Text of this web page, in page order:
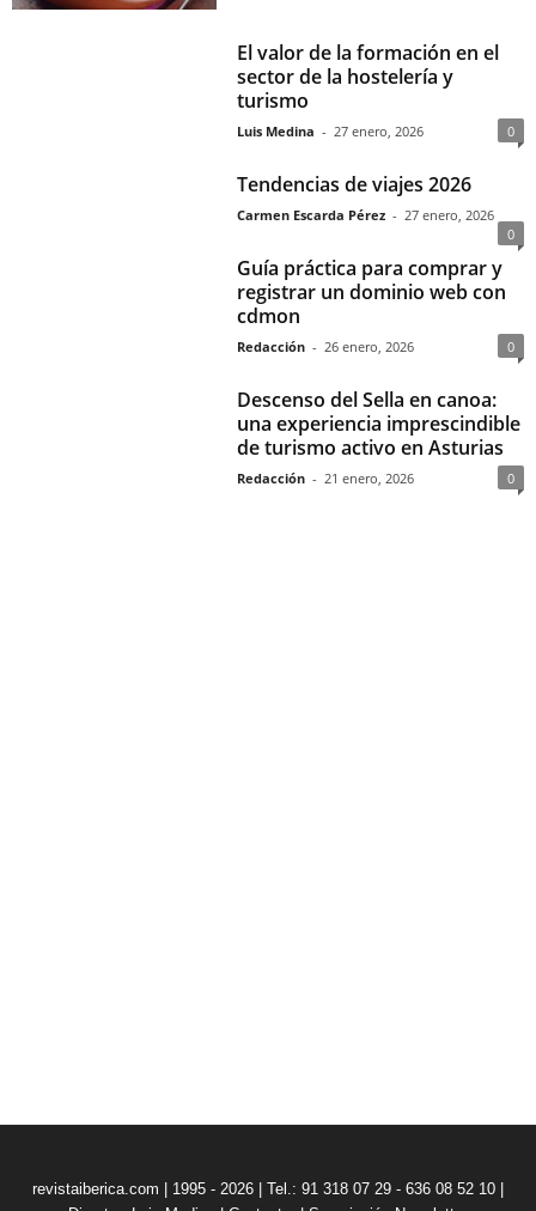
El valor de la formación en el
sector de la hostelería y
turismo
Luis Medina - 27 enero, 2026 0
Tendencias de viajes 2026
Carmen Escarda Pérez - 27 enero, 2026
0
Guía práctica para comprar y
registrar un dominio web con
cdmon
Redacción - 26 enero, 2026 0
Descenso del Sella en canoa:
una experiencia imprescindible
de turismo activo en Asturias
Redacción - 21 enero, 2026 0
revistaiberica.com | 1995 - 2026 | Tel.: 91 318 07 29 - 636 08 52 10 |